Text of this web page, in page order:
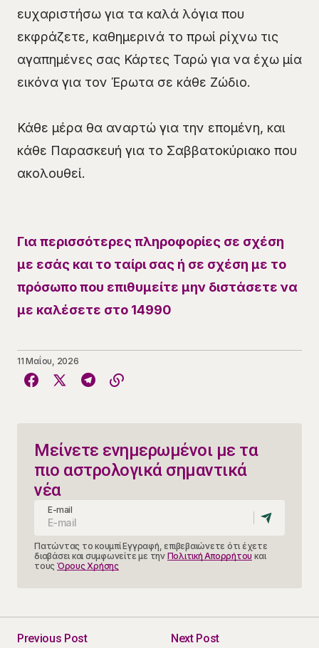
ευχαριστήσω για τα καλά λόγια που
εκφράζετε, καθημερινά το πρωί ρίχνω τις
αγαπημένες σας Κάρτες Ταρώ για να έχω μία
εικόνα για τον Έρωτα σε κάθε Ζώδιο.
Κάθε μέρα θα αναρτώ για την επομένη, και
κάθε Παρασκευή για το Σαββατοκύριακο που
ακολουθεί.
Για περισσότερες πληροφορίες σε σχέση
με εσάς και το ταίρι σας ή σε σχέση με το
πρόσωπο που επιθυμείτε μην διστάσετε να
με καλέσετε στο 14990
11 Μαΐου, 2026
Μείνετε ενημερωμένοι με τα
πιο αστρολογικά σημαντικά
νέα
E-mail
Πατώντας το κουμπί Εγγραφή, επιβεβαιώνετε ότι έχετε
διαβάσει και συμφωνείτε με την Πολιτική Απορρήτου και
τους Όρους Χρήσης
Previous Post
Next Post